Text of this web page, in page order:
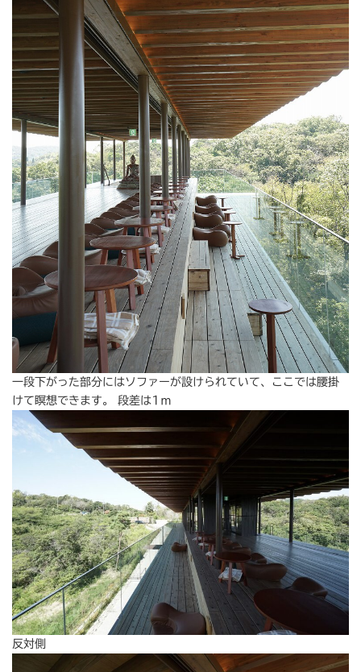
一段下がった部分にはソファーが設けられていて、ここでは腰掛
けて瞑想できます。 段差は1ｍ
反対側